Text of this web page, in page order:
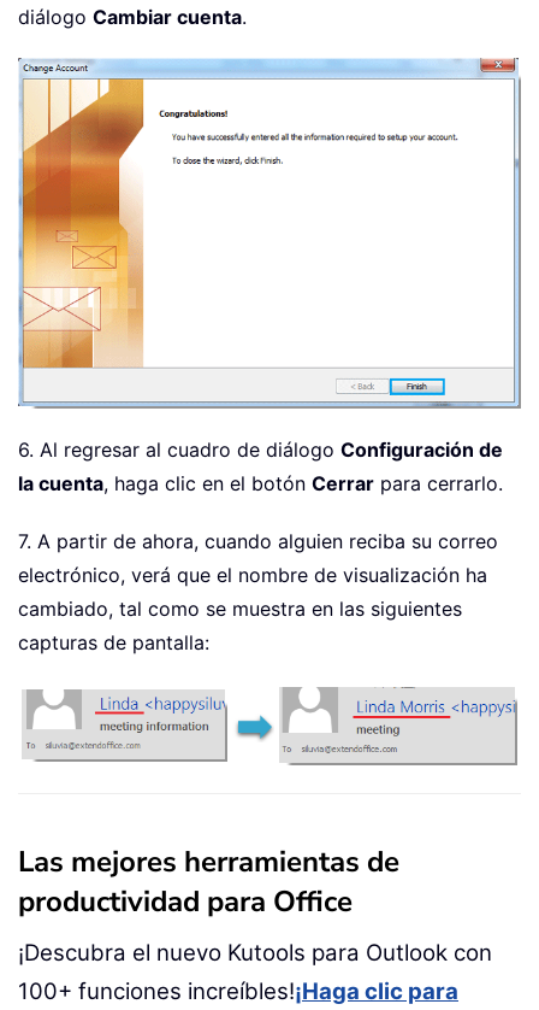
diálogo Cambiar cuenta.
6. Al regresar al cuadro de diálogo Configuración de
la cuenta, haga clic en el botón Cerrar para cerrarlo.
7. A partir de ahora, cuando alguien reciba su correo
electrónico, verá que el nombre de visualización ha
cambiado, tal como se muestra en las siguientes
capturas de pantalla:
Las mejores herramientas de
productividad para Office
¡Descubra el nuevo Kutools para Outlook con
100+ funciones increíbles!¡Haga clic para